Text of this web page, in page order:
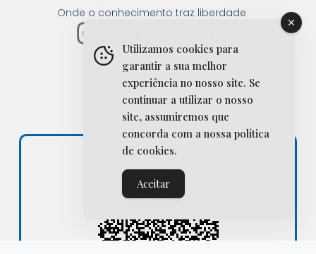
Onde o conhecimento traz liberdade
n
m
o
u
t
u
b
e
a
c
e
b
o
o
i
n
k
e
Utilizamos cookies para
garantir a sua melhor
experiência no nosso site. Se
continuar a utilizar o nosso
site, assumiremos que
concorda com a nossa política
de cookies.
Aceitar